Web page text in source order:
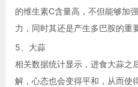
的维生素C含量高，不但能够加
力，同时其还是产生多巴胺的重
5、大蒜
相关数据统计显示，进食大蒜之
解，心态也会变得平和，从而使